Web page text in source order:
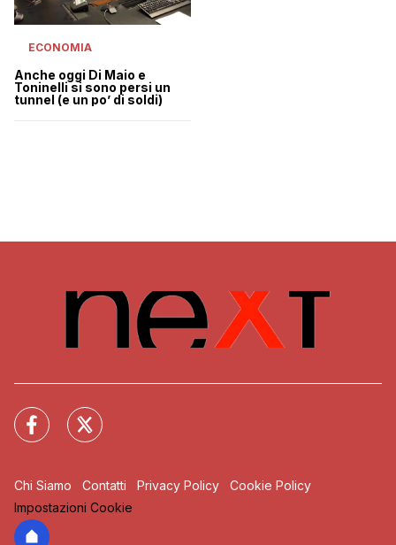
ECONOMIA
Anche oggi Di Maio e
Toninelli si sono persi un
tunnel (e un po’ di soldi)
Chi Siamo Contatti Privacy Policy
Cookie Policy
Impostazioni Cookie